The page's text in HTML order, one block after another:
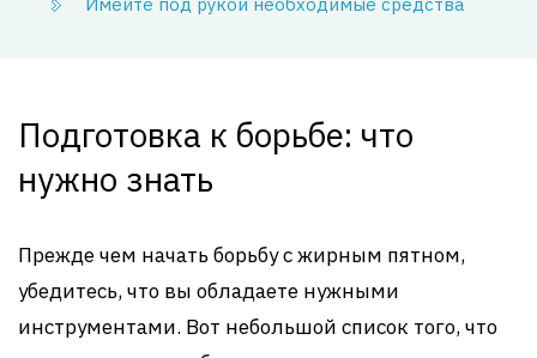
Подготовка к борьбе: что
нужно знать
Прежде чем начать борьбу с жирным пятном,
убедитесь, что вы обладаете нужными
инструментами. Вот небольшой список того, что